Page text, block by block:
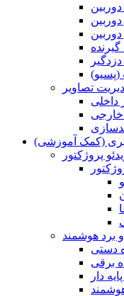
دوربین
دوربین
(پسیو)
تصاویر
داخلی
خارجی
(کمک آموزشی)
پروژکتور
برد هوشمند
دستی
برقی
دار